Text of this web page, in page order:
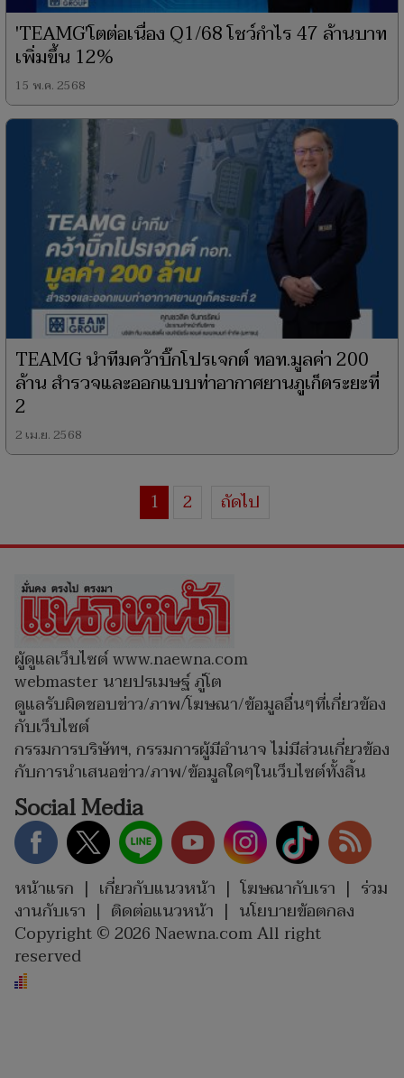
'TEAMG'โตต่อเนื่อง Q1/68 โชว์กำไร 47 ล้านบาท
เพิ่มขึ้น 12%
15 พ.ค. 2568
TEAMG นำทีมคว้าบิ๊กโปรเจกต์ ทอท.มูลค่า 200
ล้าน สำรวจและออกแบบท่าอากาศยานภูเก็ตระยะที่
2
2 เม.ย. 2568
1 2 ถัดไป
ผู้ดูแลเว็บไซต์ www.naewna.com
webmaster นายปรเมษฐ์ ภู่โต
ดูแลรับผิดชอบข่าว/ภาพ/โฆษณา/ข้อมูลอื่นๆที่เกี่ยวข้อง
กับเว็บไซต์
กรรมการบริษัทฯ, กรรมการผู้มีอำนาจ ไม่มีส่วนเกี่ยวข้อง
กับการนำเสนอข่าว/ภาพ/ข้อมูลใดๆในเว็บไซต์ทั้งสิ้น
Social Media
หน้าแรก | เกี่ยวกับแนวหน้า | โฆษณากับเรา | ร่วม
งานกับเรา | ติดต่อแนวหน้า | นโยบายข้อตกลง
Copyright © 2026 Naewna.com All right
reserved